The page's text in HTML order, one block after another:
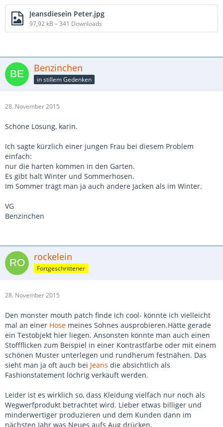
Jeansdiesein Peter.jpg
97,92 kB – 341 Downloads
Benzinchen
in stillem Gedenken
28. November 2015
Schöne Lösung, karin.
Ich sagte kürzlich einer jungen Frau bei diesem Problem
einfach:
nur die harten kommen in den Garten.
Es gibt halt Winter und Sommerhosen.
Im Sommer trägt man ja auch andere Jacken als im Winter.
VG
Benzinchen
rockelein
Fortgeschrittener
28. November 2015
Den monster mouth patch finde ich cool- könnte ich vielleicht
mal an einer Hose meines Sohnes ausprobieren.Hätte gerade
ein Testobjekt hier liegen. Ansonsten könnte man auch einen
Stoffflicken zum Beispiel in einer Kontrastfarbe oder mit einem
schönen Muster unterlegen und rundherum festnähen. Das
sieht man ja oft auch bei Jeans die absichtlich als
Fashionstatement löchrig verkauft werden.
Leider ist es wirklich so, dass Kleidung vielfach nur noch als
Wegwerfprodukt betrachtet wird. Lieber etwas billiger und
minderwertiger produzieren und dem Kunden dann im
nächsten Jahr was Neues aufs Aug drücken.